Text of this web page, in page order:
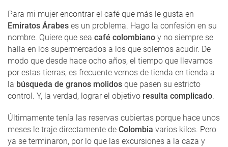
Para mi mujer encontrar el café que más le gusta en
Emiratos Árabes es un problema. Hago la confesión en su
nombre. Quiere que sea café colombiano y no siempre se
halla en los supermercados a los que solemos acudir. De
modo que desde hace ocho años, el tiempo que llevamos
por estas tierras, es frecuente vernos de tienda en tienda a
la búsqueda de granos molidos que pasen su estricto
control. Y, la verdad, lograr el objetivo resulta complicado.
Últimamente tenía las reservas cubiertas porque hace unos
meses le traje directamente de Colombia varios kilos. Pero
ya se terminaron, por lo que las excursiones a la caza y